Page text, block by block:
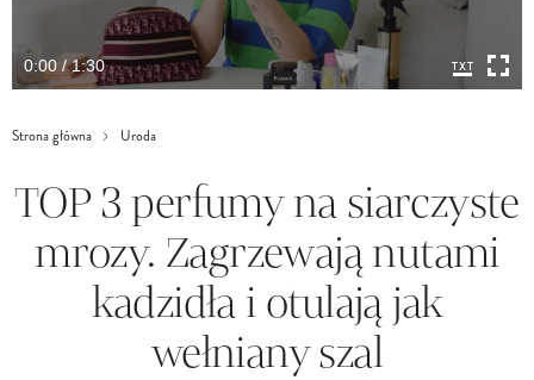
0:00 / 1:30
Strona główna Uroda
TOP 3 perfumy na siarczyste
mrozy. Zagrzewają nutami
kadzidła i otulają jak
wełniany szal